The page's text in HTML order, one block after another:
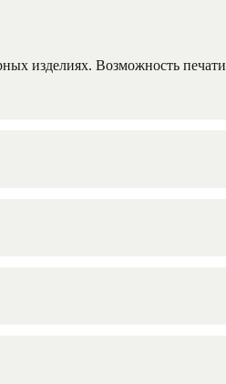
изделиях. Возможность